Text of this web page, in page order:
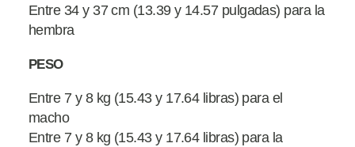
Entre 34 y 37 cm (13.39 y 14.57 pulgadas) para la
hembra
PESO
Entre 7 y 8 kg (15.43 y 17.64 libras) para el
macho
Entre 7 y 8 kg (15.43 y 17.64 libras) para la